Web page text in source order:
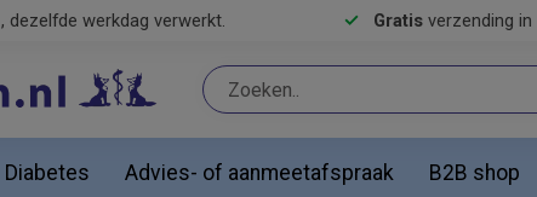
, dezelfde werkdag verwerkt. Gratis verzending in
Diabetes Advies- of aanmeetafspraak B2B shop